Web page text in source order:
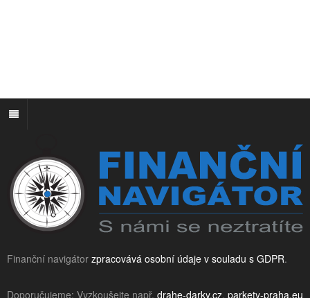
Finanční navigátor zpracovává osobní údaje v souladu s GDPR.
Doporučujeme: Vyzkoušejte např. drahe-darky.cz, parkety-praha.eu